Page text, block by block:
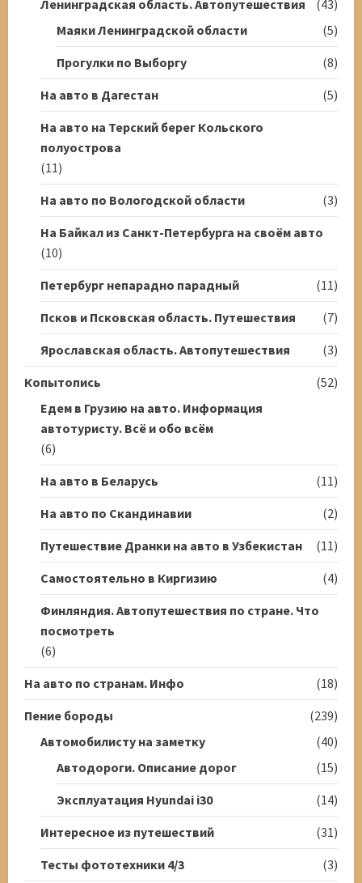
Ленинградская область. Автопутешествия
(43)
Маяки Ленинградской области
(5)
Прогулки по Выборгу
(8)
На авто в Дагестан
(5)
На авто на Терский берег Кольского
полуострова
(11)
На авто по Вологодской области
(3)
На Байкал из Санкт-Петербурга на своём авто
(10)
Петербург непарадно парадный
(11)
Псков и Псковская область. Путешествия
(7)
Ярославская область. Автопутешествия
(3)
Копытопись
(52)
Едем в Грузию на авто. Информация
автотуристу. Всё и обо всём
(6)
На авто в Беларусь
(11)
На авто по Скандинавии
(2)
Путешествие Дранки на авто в Узбекистан
(11)
Самостоятельно в Киргизию
(4)
Финляндия. Автопутешествия по стране. Что
посмотреть
(6)
На авто по странам. Инфо
(18)
Пение бороды
(239)
Автомобилисту на заметку
(40)
Автодороги. Описание дорог
(15)
Эксплуатация Hyundai i30
(14)
Интересное из путешествий
(31)
Тесты фототехники 4/3
(3)